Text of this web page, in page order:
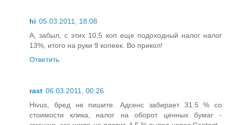
hi 05.03.2011, 18:08
А, забыл, с этих 10,5 коп еще подоходный налог налог
13%, итого на руки 9 копеек. Во прикол!
Ответить
rast 06.03.2011, 00:26
Hivus, бред не пишите. Адсенс забирает 31.5 % со
стоимости клика, налог на оборот ценных бумаг -